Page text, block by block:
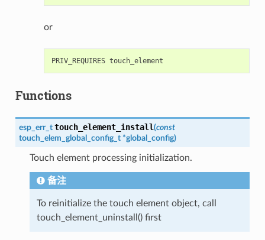
or
Functions
esp_err_t touch_element_install(const
touch_elem_global_config_t *global_config)
Touch element processing initialization.
备注
To reinitialize the touch element object, call
touch_element_uninstall() first